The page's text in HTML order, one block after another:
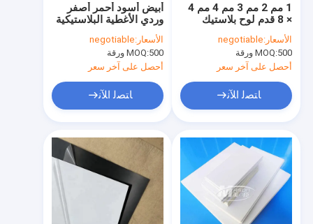
أبيض أسود أحمر أصفر
وردي الأغطية البلاستيكية
ABS 48X48 ملون
الأسعار:negotiable
MOQ:500 ورقة
أحصل على آخر سعر
ﺎﺘﺼﻟ ﺍﻶﻧ
1 مم 2 مم 3 مم 4 مم 4
× 8 قدم لوح بلاستيك
أبيض
الأسعار:negotiable
MOQ:500 ورقة
أحصل على آخر سعر
ﺎﺘﺼﻟ ﺍﻶﻧ